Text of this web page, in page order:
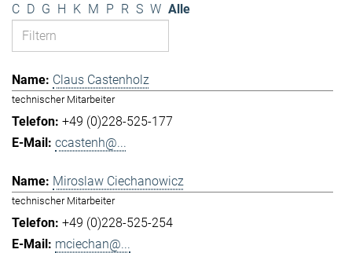
C D G H K M P R S W Alle
Claus Castenholz
technischer Mitarbeiter
+49 (0)228-525-177
ccastenh@...
Miroslaw Ciechanowicz
technischer Mitarbeiter
+49 (0)228-525-254
mciechan@...